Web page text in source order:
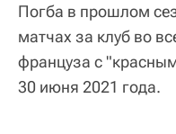
Погба в прошлом
матчах за клуб во
француза с
30 июня 2021 года.